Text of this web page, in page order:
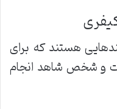
هستند که برای
و شخص شاهد انجام